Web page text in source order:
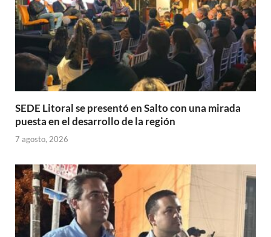
SEDE Litoral se presentó en Salto con una mirada
puesta en el desarrollo de la región
7 agosto, 2026